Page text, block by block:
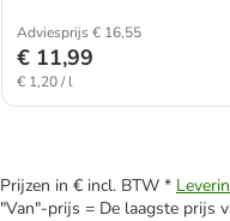
Adviesprijs € 16,55
€ 11,99
€ 1,20 / l
Prijzen in € incl. BTW *
"Van"-prijs = De laagste prijs